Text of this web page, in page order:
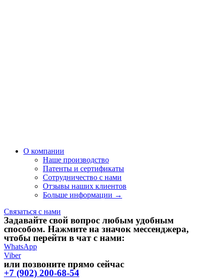
О компании
Наше производство
Патенты и сертификаты
Сотрудничество с нами
Отзывы наших клиентов
Больше информации →
Связаться с нами
Задавайте свой вопрос любым удобным
способом. Нажмите на значок мессенджера,
чтобы перейти в чат с нами:
WhatsApp
Viber
или позвоните прямо сейчас
+7 (902) 200-68-54